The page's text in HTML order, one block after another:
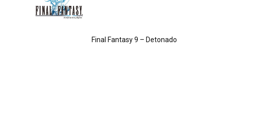
Final Fantasy 9 – Detonado